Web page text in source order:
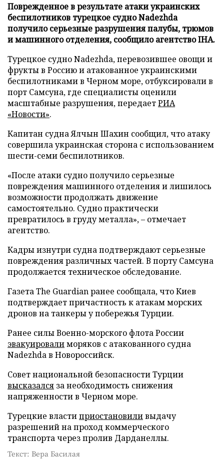
Поврежденное в результате атаки украинских
беспилотников турецкое судно Nadezhda
получило серьезные разрушения палубы, трюмов
и машинного отделения, сообщило агентство IHA.
Турецкое судно Nadezhda, перевозившее овощи и
фрукты в Россию и атакованное украинскими
беспилотниками в Черном море, отбуксировали в
порт Самсуна, где специалисты оценили
масштабные разрушения, передаетРИА
«Новости».
Капитан судна Ялчын Шахин сообщил, что атаку
совершила украинская сторона с использованием
шести-семи беспилотников.
«После атаки судно получило серьезные
повреждения машинного отделения и лишилось
возможности продолжать движение
самостоятельно. Судно практически
превратилось в груду металла», – отмечает
агентство.
Кадры изнутри судна подтверждают серьезные
повреждения различных частей. В порту Самсуна
продолжается техническое обследование.
Газета The Guardian ранее сообщала, что Киев
подтверждает причастность к атакам морских
дронов на танкеры у побережья Турции.
Ранее силы Военно-морского флота России
эвакуировалиморяков с атакованного судна
Nadezhda в Новороссийск.
Совет национальной безопасности Турции
высказался за необходимость снижения
напряженности в Черном море.
Турецкие властиприостановиливыдачу
разрешений на проход коммерческого
транспорта через пролив Дарданеллы.
Текст: Вера Басилая